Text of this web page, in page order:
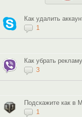
Как удалить
1
Как убрать
3
Подскажите как в
1